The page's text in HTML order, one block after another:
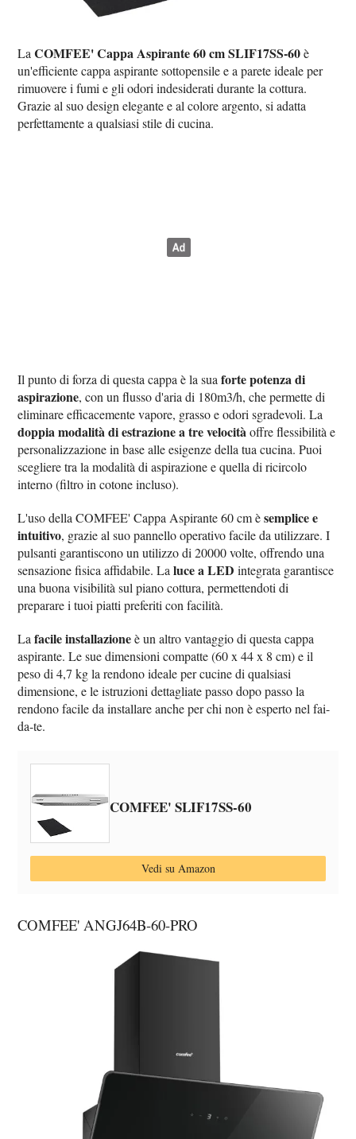
LaCOMFEE' Cappa Aspirante 60 cm SLIF17SS-60è
un'efficiente cappa aspirante sottopensile e a parete ideale per
rimuovere i fumi e gli odori indesiderati durante la cottura.
Grazie al suo design elegante e al colore argento, si adatta
perfettamente a qualsiasi stile di cucina.
Il punto di forza di questa cappa è la suaforte potenza di
aspirazione, con un flusso d'aria di 180m3/h, che permette di
eliminare efficacemente vapore, grasso e odori sgradevoli. La
doppia modalità di estrazione a tre velocitàoffre flessibilità e
personalizzazione in base alle esigenze della tua cucina. Puoi
scegliere tra la modalità di aspirazione e quella di ricircolo
interno (filtro in cotone incluso).
L'uso della COMFEE' Cappa Aspirante 60 cm èsemplice e
intuitivo, grazie al suo pannello operativo facile da utilizzare. I
pulsanti garantiscono un utilizzo di 20000 volte, offrendo una
sensazione fisica affidabile. Laluce a LED integrata garantisce
una buona visibilità sul piano cottura, permettendoti di
preparare i tuoi piatti preferiti con facilità.
Lafacile installazioneè un altro vantaggio di questa cappa
aspirante. Le sue dimensioni compatte (60 x 44 x 8 cm) e il
peso di 4,7 kg la rendono ideale per cucine di qualsiasi
dimensione, e le istruzioni dettagliate passo dopo passo la
rendono facile da installare anche per chi non è esperto nel fai-
da-te.
COMFEE' SLIF17SS-60
Vedi su Amazon
COMFEE' ANGJ64B-60-PRO